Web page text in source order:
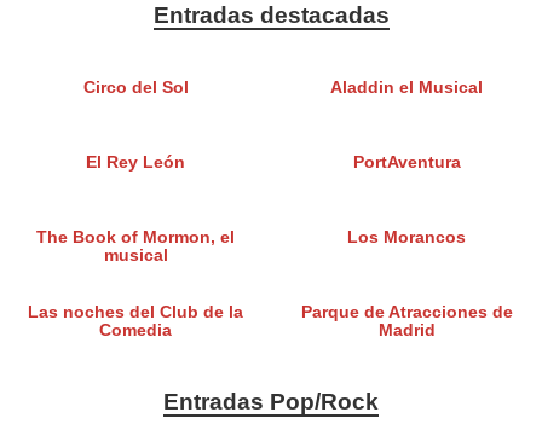
Entradas destacadas
Circo del Sol Aladdin el Musical
El Rey León PortAventura
The Book of Mormon, el
musical
Los Morancos
Las noches del Club de la
Comedia
Parque de Atracciones de
Madrid
Entradas Pop/Rock